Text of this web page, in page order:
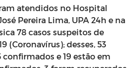
atendidos no Hospital
Pereira Lima, UPA 24h e na
78 casos suspeitos de
(Coronavírus); desses, 53
e 19 estão em